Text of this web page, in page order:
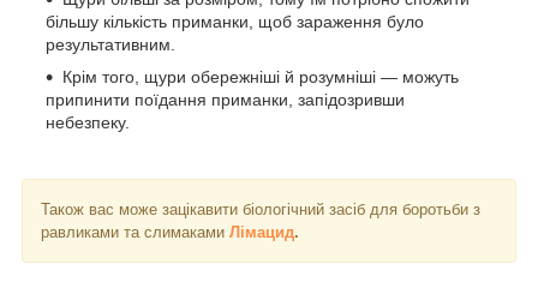
більшу кількість приманки, щоб зараження було
результативним.
Крім того, щури обережніші й розумніші — можуть
припинити поїдання приманки, запідозривши
небезпеку.
Також вас може зацікавити біологічний засіб для боротьби з
равликами та слимаками Лімацид.